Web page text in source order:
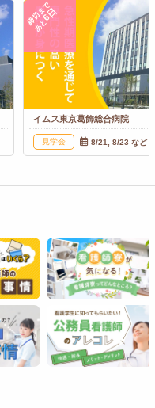
締切まで
あと
6日
イムス東京葛飾総合病院
見学会 8/21, 8/23 など